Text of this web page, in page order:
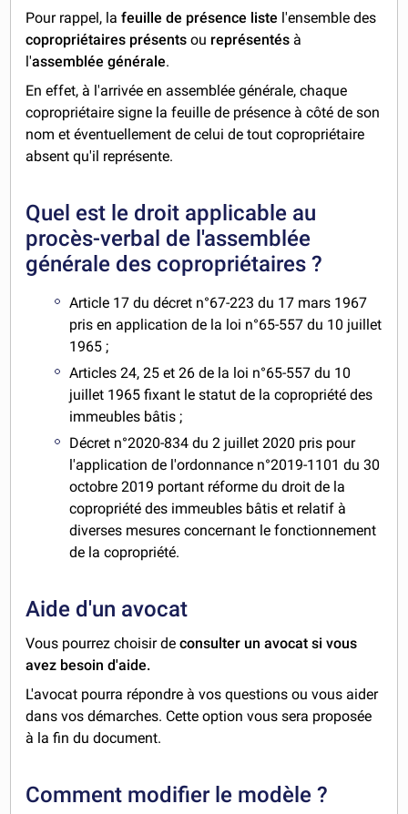
Pour rappel, la feuille de présence liste l'ensemble des
copropriétaires présentsou représentés à
l'assemblée générale.
En effet, à l'arrivée en assemblée générale, chaque
copropriétaire signe la feuille de présence à côté de son
nom et éventuellement de celui de tout copropriétaire
absent qu'il représente.
Quel est le droit applicable au
procès-verbal de l'assemblée
générale des copropriétaires ?
Article 17 du décret n°67-223 du 17 mars 1967
pris en application de la loi n°65-557 du 10 juillet
1965 ;
Articles 24, 25 et 26 de la loi n°65-557 du 10
juillet 1965 fixant le statut de la copropriété des
immeubles bâtis ;
Décret n°2020-834 du 2 juillet 2020 pris pour
l'application de l'ordonnance n°2019-1101 du 30
octobre 2019 portant réforme du droit de la
copropriété des immeubles bâtis et relatif à
diverses mesures concernant le fonctionnement
de la copropriété.
Aide d'un avocat
Vous pourrez choisir deconsulter un avocat si vous
avez besoin d'aide.
L'avocat pourra répondre à vos questions ou vous aider
dans vos démarches. Cette option vous sera proposée
à la fin du document.
Comment modifier le modèle ?